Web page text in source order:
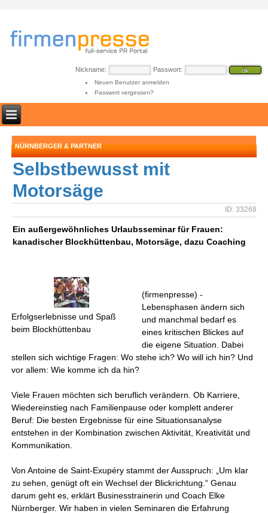
Nickname: Passwort:
Neuen Benutzer anmelden
Passwort vergessen?
NÜRNBERGER & PARTNER
Selbstbewusst mit
Motorsäge
ID: 33268
Ein außergewöhnliches Urlaubsseminar für Frauen:
kanadischer Blockhüttenbau, Motorsäge, dazu Coaching
Erfolgserlebnisse und Spaß
beim Blockhüttenbau
(firmenpresse) -
Lebensphasen ändern sich
und manchmal bedarf es
eines kritischen Blickes auf
die eigene Situation. Dabei
stellen sich wichtige Fragen: Wo stehe ich? Wo will ich hin? Und
vor allem: Wie komme ich da hin?
Viele Frauen möchten sich beruflich verändern. Ob Karriere,
Wiedereinstieg nach Familienpause oder komplett anderer
Beruf: Die besten Ergebnisse für eine Situationsanalyse
entstehen in der Kombination zwischen Aktivität, Kreativität und
Kommunikation.
Von Antoine de Saint-Exupéry stammt der Ausspruch: „Um klar
zu sehen, genügt oft ein Wechsel der Blickrichtung.“ Genau
darum geht es, erklärt Businesstrainerin und Coach Elke
Nürnberger. Wir haben in vielen Seminaren die Erfahrung